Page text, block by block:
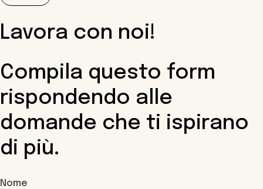
Lavora con noi!
Compila questo form
rispondendo alle
domande che ti ispirano
di più.
Nome